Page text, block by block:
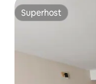
Superhost
Superhost